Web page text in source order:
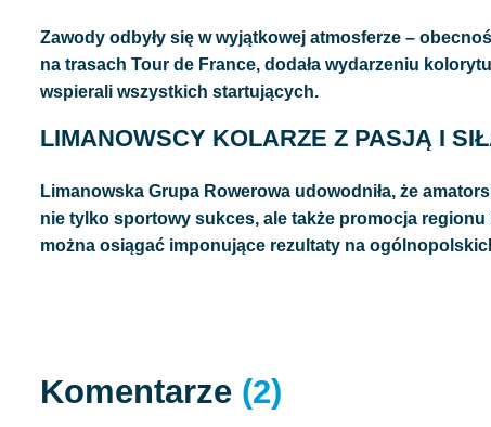
Zawody odbyły się w wyjątkowej atmosferze –
na trasach Tour de France, dodała wydarzeniu
wspierali wszystkich startujących.
LIMANOWSCY KOLARZE Z PASJĄ I
Limanowska Grupa Rowerowa udowodniła, że
nie tylko sportowy sukces, ale także promocja
można osiągać imponujące rezultaty na
Komentarze (2)